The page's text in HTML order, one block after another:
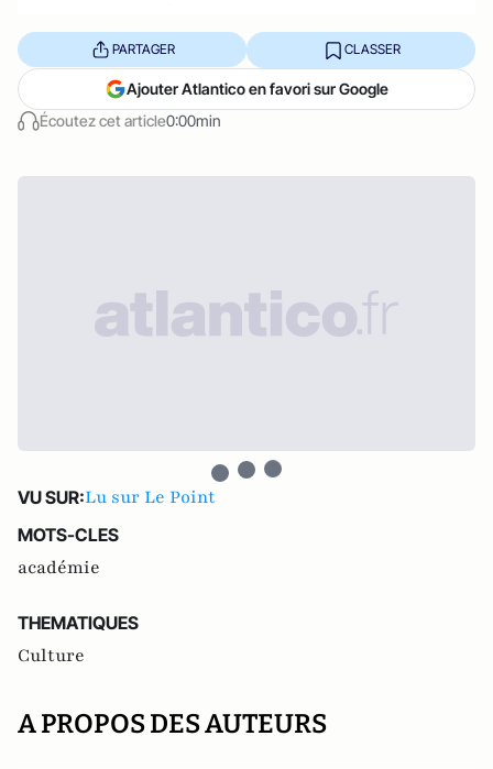
Écoutez cet article0:00min
PARTAGER CLASSER
Ajouter Atlantico en favori sur Google
VU SUR:Lu sur Le Point
MOTS-CLES
académie
THEMATIQUES
Culture
A PROPOS DES AUTEURS